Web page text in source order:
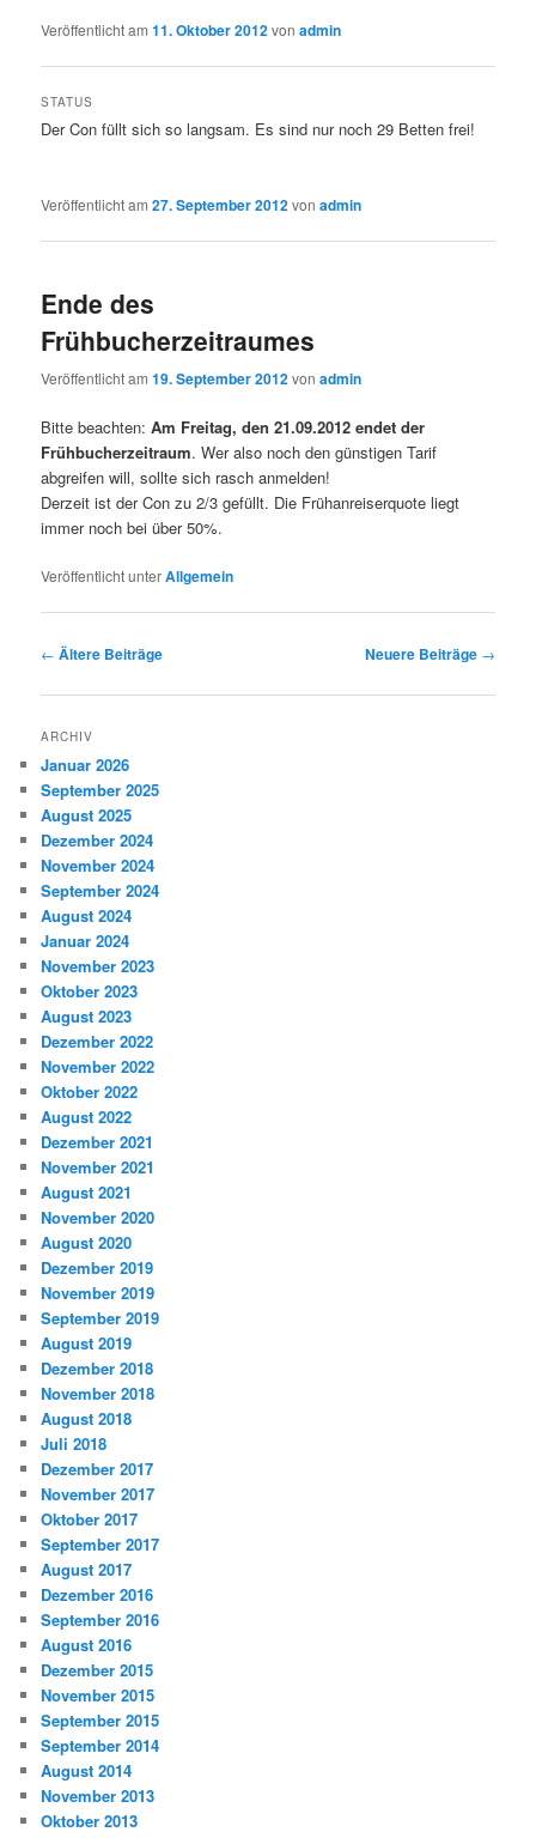
Veröffentlicht am11. Oktober 2012vonadmin
STATUS
Der Con füllt sich so langsam. Es sind nur noch 29 Betten frei!
Veröffentlicht am27. September 2012vonadmin
Ende des
Frühbucherzeitraumes
Veröffentlicht am19. September 2012vonadmin
Bitte beachten:Am Freitag, den 21.09.2012 endet der
Frühbucherzeitraum. Wer also noch den günstigen Tarif
abgreifen will, sollte sich rasch anmelden!
Derzeit ist der Con zu 2/3 gefüllt. Die Frühanreiserquote liegt
immer noch bei über 50%.
Veröffentlicht unterAllgemein
Beitragsnavigation
← Ältere Beiträge Neuere Beiträge →
ARCHIV
Januar 2026
September 2025
August 2025
Dezember 2024
November 2024
September 2024
August 2024
Januar 2024
November 2023
Oktober 2023
August 2023
Dezember 2022
November 2022
Oktober 2022
August 2022
Dezember 2021
November 2021
August 2021
November 2020
August 2020
Dezember 2019
November 2019
September 2019
August 2019
Dezember 2018
November 2018
August 2018
Juli 2018
Dezember 2017
November 2017
Oktober 2017
September 2017
August 2017
Dezember 2016
September 2016
August 2016
Dezember 2015
November 2015
September 2015
September 2014
August 2014
November 2013
Oktober 2013